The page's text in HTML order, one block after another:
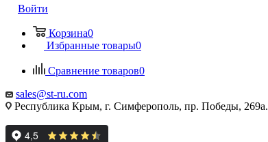
Войти
Корзина0
Избранные товары0
Сравнение товаров0
sales@st-ru.com
Республика Крым, г. Симферополь, пр. Победы, 269а.